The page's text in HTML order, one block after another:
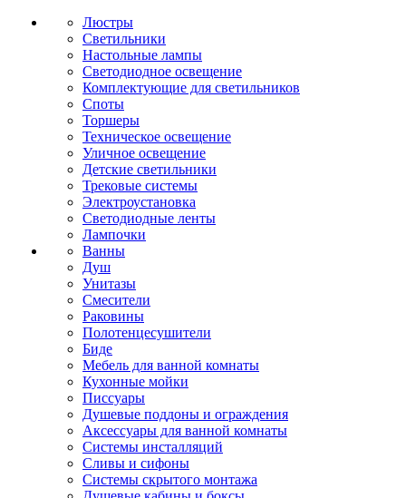
Люстры
Светильники
Настольные лампы
Светодиодное освещение
Комплектующие для светильников
Споты
Торшеры
Техническое освещение
Уличное освещение
Детские светильники
Трековые системы
Электроустановка
Светодиодные ленты
Лампочки
Ванны
Душ
Унитазы
Смесители
Раковины
Полотенцесушители
Биде
Мебель для ванной комнаты
Кухонные мойки
Писсуары
Душевые поддоны и ограждения
Аксессуары для ванной комнаты
Системы инсталляций
Сливы и сифоны
Системы скрытого монтажа